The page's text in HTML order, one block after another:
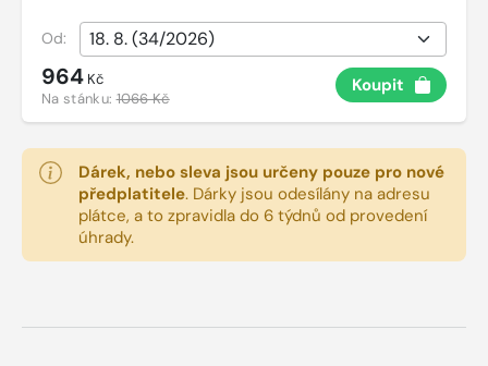
Od:
964 Kč
Na stánku:1066 Kč
Koupit
Dárek, nebo sleva jsou určeny pouze pro nové
předplatitele. Dárky jsou odesílány na adresu
plátce, a to zpravidla do 6 týdnů od provedení
úhrady.